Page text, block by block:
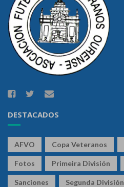
DESTACADOS
AFVO Copa Veteranos
Fotos Primeira División
Sanciones Segunda División